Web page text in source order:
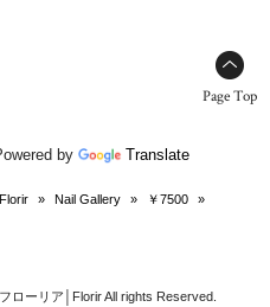
Page Top
by Translate
» Nail Gallery » ￥7500
»
ローリア│Florir All rights Reserved.